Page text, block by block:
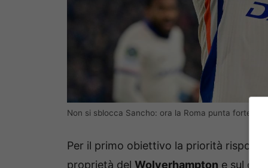
Non si sblocca Sancho: ora la Roma punta forte
Per il primo obiettivo la priorità
proprietà del Wolverhampton e sul